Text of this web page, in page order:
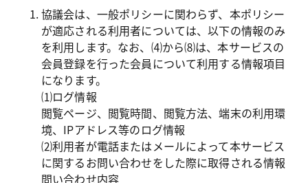
協議会は、一般ポリシーに関わらず、本ポリシー
が適応される利用者については、以下の情報のみ
を利用します。なお、⑷から⑻は、本サービスの
会員登録を行った会員について利用する情報項目
になります。
⑴ログ情報
閲覧ページ、閲覧時間、閲覧方法、端末の利用環
境、IPアドレス等のログ情報
⑵利用者が電話またはメールによって本サービス
に関するお問い合わせをした際に取得される情報
問い合わせ内容